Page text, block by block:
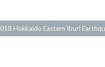
Hokkaido Eastern Iburi